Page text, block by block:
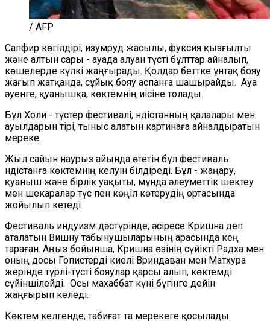
/ AFP
Сапфир көгілдірі, изумруд жасылы, фуксия қызғылты
және алтын сары - ауада алуан түсті бұлттар айналып,
көшелерде күлкі жаңғырады. Қолдар беттке ұнтақ бояу
жағып жатқанда, сұйық бояу аспанға шашырайды. Ауа
әуенге, қуанышқа, көктемнің иісіне толады.
Бұл Холи - түстер фестивалі, Үндістанның қалалары мен
ауылдарын тірі, тыныс алатын картинаға айналдыратын
мереке.
Жыл сайын наурыз айында өтетін бұл фестиваль
Үндістанға көктемнің келуін білдіреді. Бұл - жаңару,
қуаныш және бірлік уақыты, мұнда әлеуметтік шектеу
мен шекаралар түс пен көңіл көтерудің ортасында
жойылып кетеді.
Фестиваль индуизм дәстүрінде, әсіресе Кришна деп
аталатын Вишну табынушыларының арасында кең
тараған. Аңыз бойынша, Кришна өзінің сүйікті Радха мен
оның досы Гопистерді киелі Вриндаван мен Матхура
жерінде түрлі-түсті бояулар қарсы алып, көктемді
сүйіншілейді. Осы махаббат күні бүгінге дейін
жаңғырып келеді.
Көктем келгенде, табиғат та мерекеге қосылады.